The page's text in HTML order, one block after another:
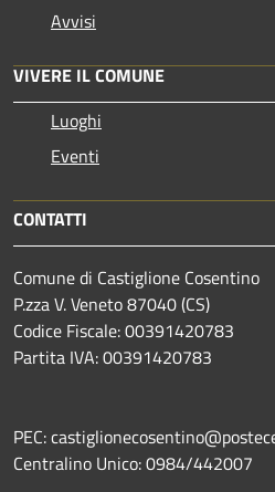
Avvisi
VIVERE IL COMUNE
Luoghi
Eventi
CONTATTI
Comune di Castiglione Cosentino
P.zza V. Veneto 87040 (CS)
Codice Fiscale: 00391420783
Partita IVA: 00391420783
PEC:
Centralino Unico: 0984/442007